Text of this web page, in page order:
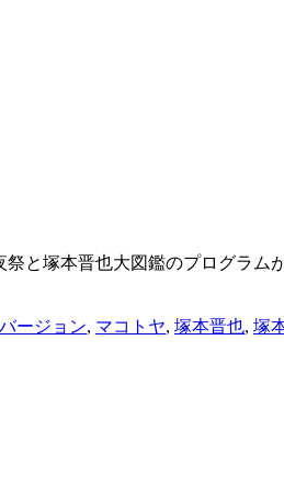
と塚本晋也大図鑑のプログラム
ージョン, マコトヤ, 塚本晋也, 塚